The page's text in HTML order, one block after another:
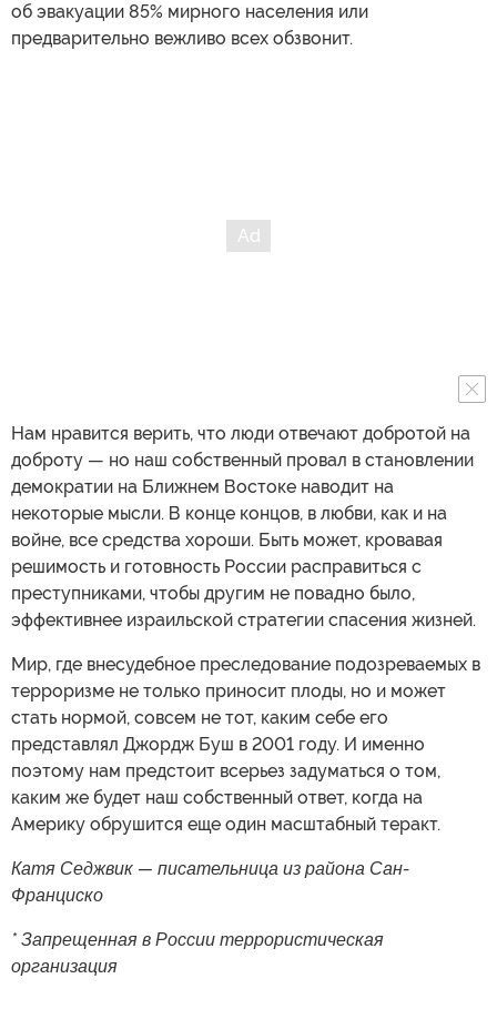
об эвакуации 85% мирного населения или
предварительно вежливо всех обзвонит.
Нам нравится верить, что люди отвечают добротой на
доброту — но наш собственный провал в становлении
демократии на Ближнем Востоке наводит на
некоторые мысли. В конце концов, в любви, как и на
войне, все средства хороши. Быть может, кровавая
решимость и готовность России расправиться с
преступниками, чтобы другим не повадно было,
эффективнее израильской стратегии спасения жизней.
Мир, где внесудебное преследование подозреваемых в
терроризме не только приносит плоды, но и может
стать нормой, совсем не тот, каким себе его
представлял Джордж Буш в 2001 году. И именно
поэтому нам предстоит всерьез задуматься о том,
каким же будет наш собственный ответ, когда на
Америку обрушится еще один масштабный теракт.
Катя Седжвик — писательница из района Сан-
Франциско
* Запрещенная в России террористическая
организация